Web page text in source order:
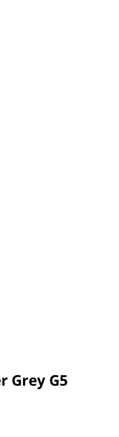
Grey G5